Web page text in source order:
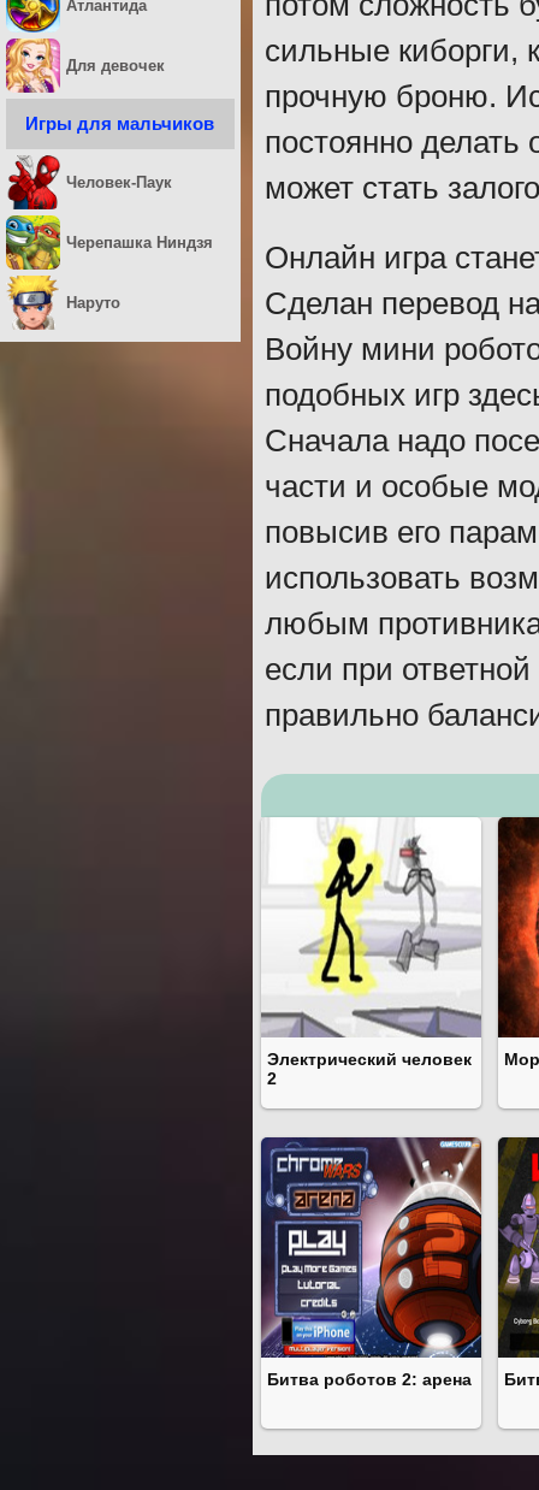
сильные киборги,
прочную броню.
постоянно
может стать
Онлайн игра
Сделан перевод
Войну мини
подобных игр
Сначала надо
части и особые
повысив его
использовать
любым
если при
правильно
Электрический человек
2
Битва роботов 2: арена
Атлантида
Для девочек
Игры для мальчиков
Человек-Паук
Черепашка Ниндзя
Наруто